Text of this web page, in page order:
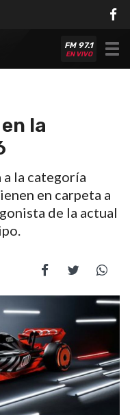
FM 97.1
EN VIVO
la
a la categoría
en carpeta a
de la actual